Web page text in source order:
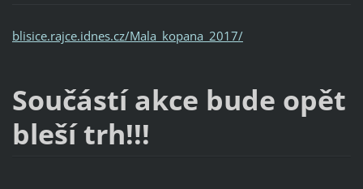
blisice.rajce.idnes.cz/Mala_kopana_2017/
Součástí akce bude opět
bleší trh!!!